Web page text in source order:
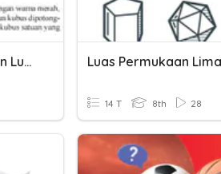
Luas Permukaan Balok Dan Luas Permukaan Kubus
14 T 8th 28